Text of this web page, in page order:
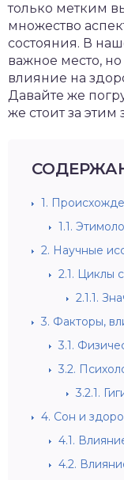
только метким
множество
состояния. В
важное место,
влияние на
Давайте же
же стоит за
1.
1.1.
2. Научные
2.1. Циклы
2.1.1.
3. Факторы,
3.1.
3.2.
3.2.1.
4. Сон и
4.1.
4.2.